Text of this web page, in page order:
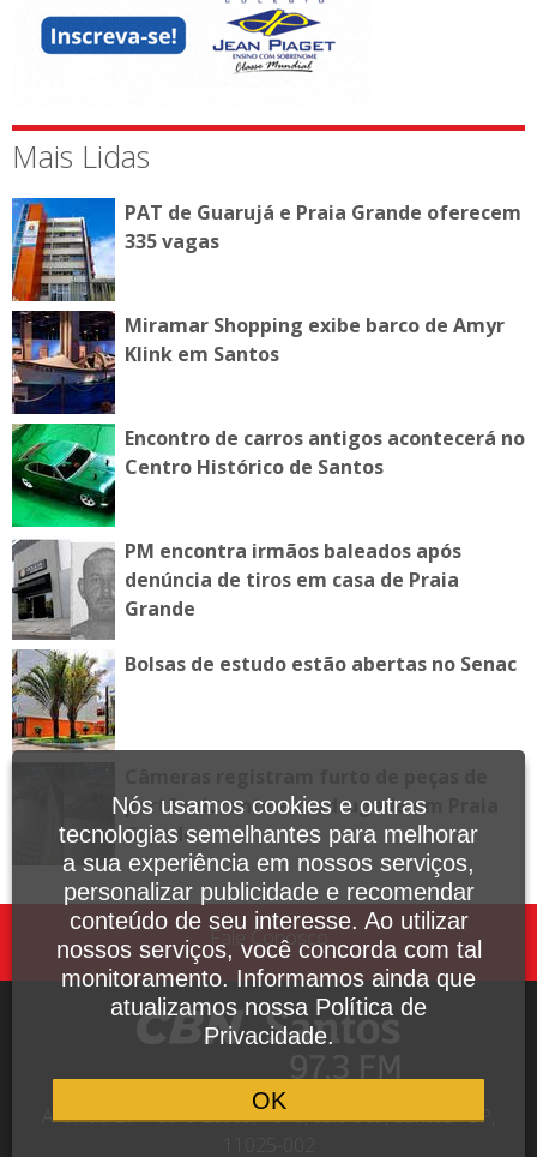
Mais Lidas
PAT de Guarujá e Praia Grande oferecem
335 vagas
Miramar Shopping exibe barco de Amyr
Klink em Santos
Encontro de carros antigos acontecerá no
Centro Histórico de Santos
PM encontra irmãos baleados após
denúncia de tiros em casa de Praia
Grande
Bolsas de estudo estão abertas no Senac
portão durante a madrugada em Praia
Grande
Fale Conosco
Avenida Dr. Pedro Lessa, 1640, sala 809, Santos - SP,
Nós usamos cookies e outras
tecnologias semelhantes para melhorar
a sua experiência em nossos serviços,
personalizar publicidade e recomendar
conteúdo de seu interesse. Ao utilizar
nossos serviços, você concorda com tal
monitoramento. Informamos ainda que
atualizamos nossa Política de
Privacidade.
OK